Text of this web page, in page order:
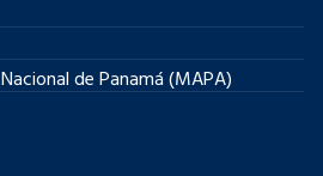
de Panamá (MAPA)